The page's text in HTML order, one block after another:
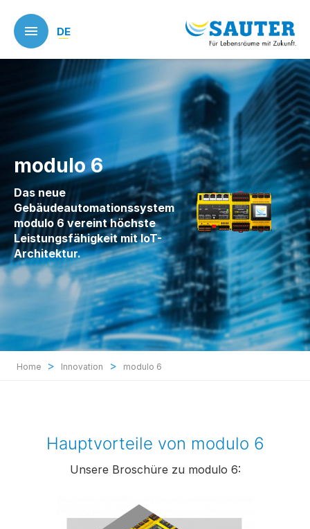
main
content
DE
modulo 6
Das neue
Gebäudeautomationssystem
modulo 6 vereint höchste
Leistungsfähigkeit mit IoT-
Architektur.
Home > Innovation > modulo 6
Hauptvorteile von modulo 6
Unsere Broschüre zu modulo 6: